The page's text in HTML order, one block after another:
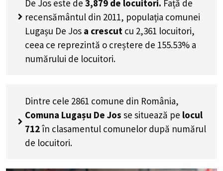
De Jos este de 3,879 de locuitori. Față de
recensământul din 2011, populația comunei
Lugașu De Jos a crescut cu 2,361 locuitori,
ceea ce reprezintă o creștere de 155.53% a
numărului de locuitori.
Dintre cele 2861 comune din România,
Comuna Lugașu De Jos se situează pe locul
712în clasamentul comunelor după numărul
de locuitori.